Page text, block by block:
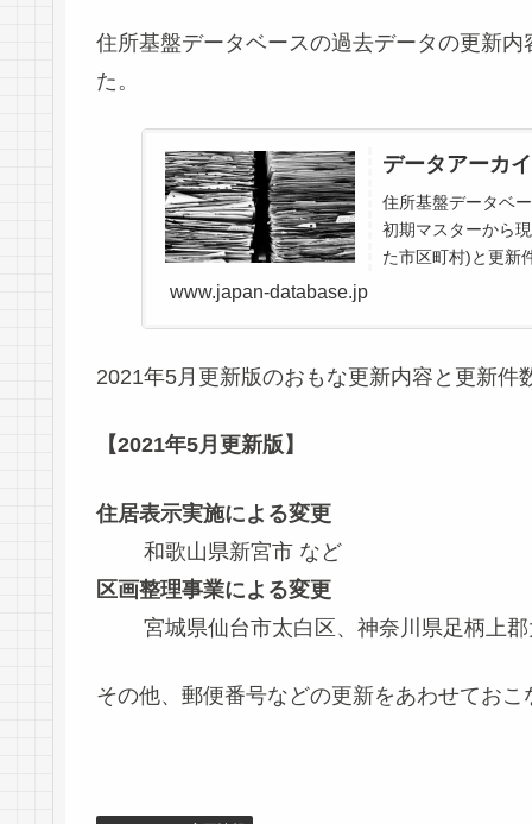
住所基盤データベースの過去データの更新
た。
データアーカ
住所基盤データベ
初期マスターから
た市区町村)と更新
www.japan-database.jp
2021年5月更新版のおもな更新内容と更新件
【2021年5月更新版】
住居表示実施による変更
和歌山県新宮市 など
区画整理事業による変更
宮城県仙台市太白区、神奈川県足柄上
その他、郵便番号などの更新をあわせておこ